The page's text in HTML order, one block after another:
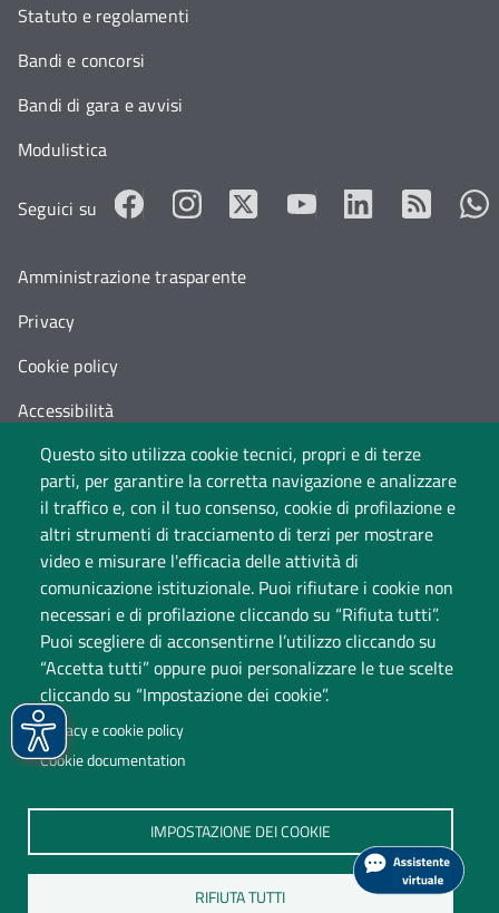
Questo sito utilizza cookie tecnici, propri e di terze
parti, per garantire la corretta navigazione e analizzare
il traffico e, con il tuo consenso, cookie di profilazione e
altri strumenti di tracciamento di terzi per mostrare
video e misurare l'efficacia delle attività di
comunicazione istituzionale. Puoi rifiutare i cookie non
necessari e di profilazione cliccando su “Rifiuta tutti”.
Puoi scegliere di acconsentirne l’utilizzo cliccando su
“Accetta tutti” oppure puoi personalizzare le tue scelte
cliccando su “Impostazione dei cookie”.
Privacy e cookie policy
Cookie documentation
IMPOSTAZIONE DEI COOKIE
RIFIUTA TUTTI
Università degli Studi dell'Insubria
Sede legale: via Ravasi 2, 21100 Varese
P.IVA 02481820120
(C.F. 95039180120)
PEC: ateneo@pec.uninsubria.it (vedi le altre caselle )
Statuto e regolamenti
Bandi e concorsi
Bandi di gara e avvisi
Modulistica
Seguici su
Amministrazione trasparente
Privacy
Cookie policy
Accessibilità
Cambia idea sui cookie
Dati di monitoraggio